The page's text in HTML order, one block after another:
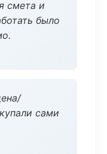
смета и
было
сами